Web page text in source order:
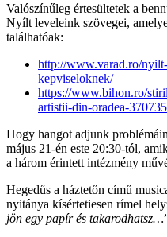
Valószínűleg értesültetek a
Nyílt leveleink szövegei,
találhatóak:
http://www.varad.ro/
kepviseloknek/
https://www.bihon.ro/
artistii-din-oradea-
Hogy hangot adjunk
május 21-én este 20:30-tól,
a három érintett intézmény
Hegedűs a háztetőn című
nyitánya kísértetiesen rímel
jön egy papír és takarodhatsz…